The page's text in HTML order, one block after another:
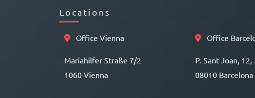
Locations
Office Vienna
Mariahilfer Straße 7/2
1060 Vienna
Office
P. Sant Joan, 12,
08010 Barcelona